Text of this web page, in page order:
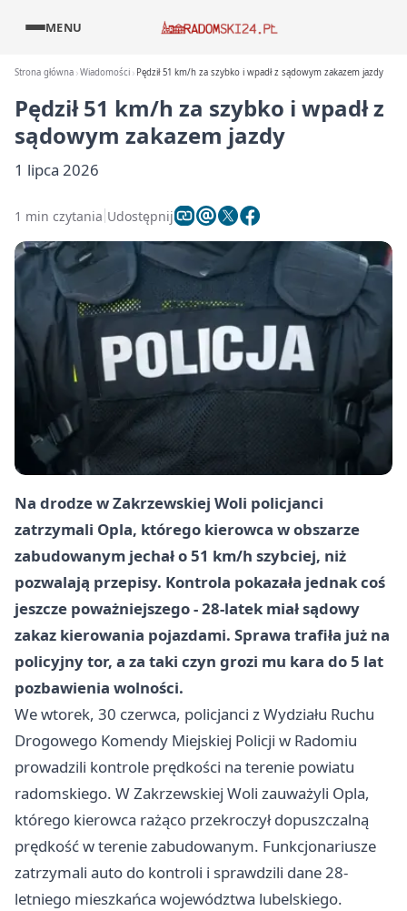
MENU
Strona główna Wiadomości Pędził 51 km/h za szybko i wpadł z sądowym zakazem jazdy
Pędził 51 km/h za szybko i wpadł z
sądowym zakazem jazdy
1 lipca 2026
1 min czytania Udostępnij
Na drodze w Zakrzewskiej Woli policjanci
zatrzymali Opla, którego kierowca w obszarze
zabudowanym jechał o 51 km/h szybciej, niż
pozwalają przepisy. Kontrola pokazała jednak coś
jeszcze poważniejszego - 28-latek miał sądowy
zakaz kierowania pojazdami. Sprawa trafiła już na
policyjny tor, a za taki czyn grozi mu kara do 5 lat
pozbawienia wolności.
We wtorek, 30 czerwca, policjanci z Wydziału Ruchu
Drogowego Komendy Miejskiej Policji w Radomiu
prowadzili kontrole prędkości na terenie powiatu
radomskiego. W Zakrzewskiej Woli zauważyli Opla,
którego kierowca rażąco przekroczył dopuszczalną
prędkość w terenie zabudowanym. Funkcjonariusze
zatrzymali auto do kontroli i sprawdzili dane 28-
letniego mieszkańca województwa lubelskiego.